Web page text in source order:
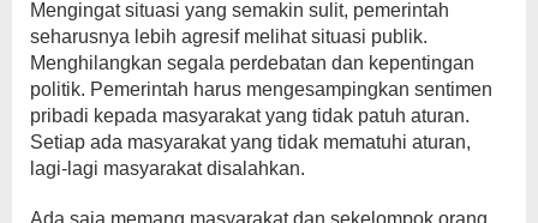
Mengingat situasi yang semakin sulit, pemerintah
seharusnya lebih agresif melihat situasi publik.
Menghilangkan segala perdebatan dan kepentingan
politik. Pemerintah harus mengesampingkan sentimen
pribadi kepada masyarakat yang tidak patuh aturan.
Setiap ada masyarakat yang tidak mematuhi aturan,
lagi-lagi masyarakat disalahkan.
Ada saja memang masyarakat dan sekelompok orang